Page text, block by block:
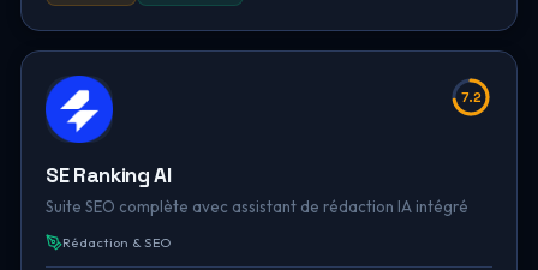
7.2
SE Ranking AI
Suite SEO complète avec assistant de rédaction IA intégré
Rédaction & SEO